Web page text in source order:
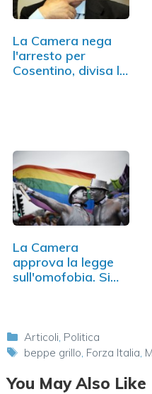
La Camera nega
l'arresto per
Cosentino, divisa la
La Camera
approva la legge
sull'omofobia. Si
Categorie
Articoli Politica
Tag
beppe grillo Forza Italia
You May Also Like